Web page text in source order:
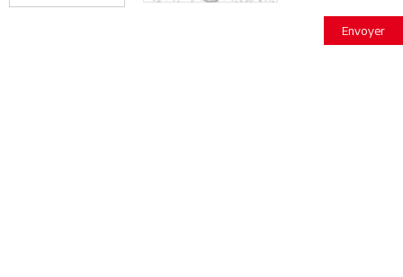
Envoyer